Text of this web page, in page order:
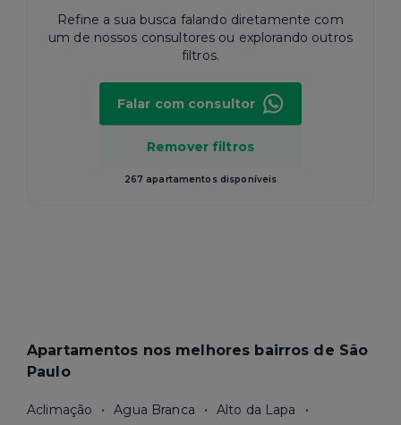
Refine a sua busca falando diretamente com
um de nossos consultores ou explorando outros
filtros.
Remover filtros
267 apartamentos disponíveis
Falar com consultor
Apartamentos nos melhores bairros de São
Paulo
Aclimação Agua Branca
Alto da Lapa